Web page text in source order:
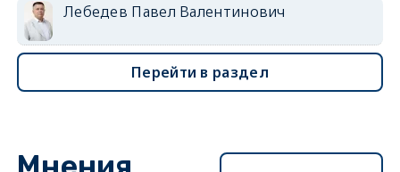
Лебедев Павел Валентинович
Перейти в раздел